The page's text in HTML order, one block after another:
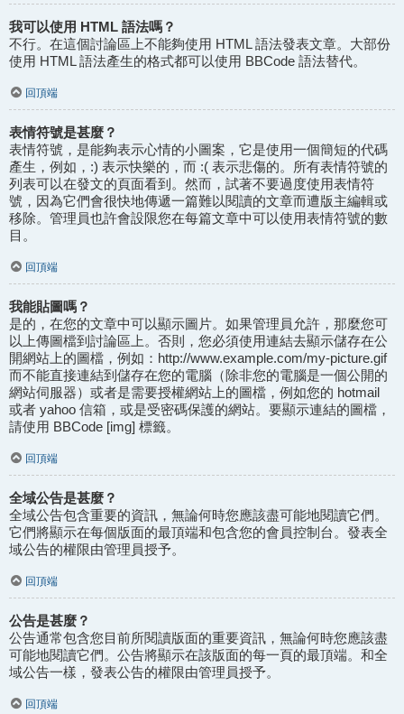
我可以使用 HTML 語法嗎？
不行。在這個討論區上不能夠使用 HTML 語法發表文章。大部份
使用 HTML 語法產生的格式都可以使用 BBCode 語法替代。
回頂端
表情符號是甚麼？
表情符號，是能夠表示心情的小圖案，它是使用一個簡短的代碼
產生，例如，:) 表示快樂的，而 :( 表示悲傷的。所有表情符號的
列表可以在發文的頁面看到。然而，試著不要過度使用表情符
號，因為它們會很快地傳遞一篇難以閱讀的文章而遭版主編輯或
移除。管理員也許會設限您在每篇文章中可以使用表情符號的數
目。
回頂端
我能貼圖嗎？
是的，在您的文章中可以顯示圖片。如果管理員允許，那麼您可
以上傳圖檔到討論區上。否則，您必須使用連結去顯示儲存在公
開網站上的圖檔，例如：http://www.example.com/my-picture.gif
而不能直接連結到儲存在您的電腦（除非您的電腦是一個公開的
網站伺服器）或者是需要授權網站上的圖檔，例如您的 hotmail
或者 yahoo 信箱，或是受密碼保護的網站。要顯示連結的圖檔，
請使用 BBCode [img] 標籤。
回頂端
全域公告是甚麼？
全域公告包含重要的資訊，無論何時您應該盡可能地閱讀它們。
它們將顯示在每個版面的最頂端和包含您的會員控制台。發表全
域公告的權限由管理員授予。
回頂端
公告是甚麼？
公告通常包含您目前所閱讀版面的重要資訊，無論何時您應該盡
可能地閱讀它們。公告將顯示在該版面的每一頁的最頂端。和全
域公告一樣，發表公告的權限由管理員授予。
回頂端